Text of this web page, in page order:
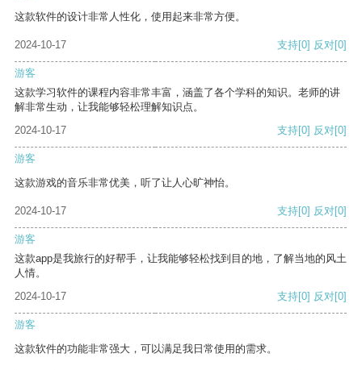
这款软件的设计非常人性化，使用起来非常方便。
2024-10-17 支持[0] 反对[0]
游客
这款学习软件的课程内容非常丰富，涵盖了各个学科的知识。老师的讲
解非常生动，让我能够轻松理解知识点。
2024-10-17
支持[0] 反对[0]
游客
这款游戏的音乐非常优美，听了让人心旷神怡。
2024-10-17 支持[0] 反对[0]
游客
这款app是我旅行的好帮手，让我能够轻松找到目的地，了解当地的风土
人情。
2024-10-17
支持[0] 反对[0]
游客
这款软件的功能非常强大，可以满足我日常使用的需求。